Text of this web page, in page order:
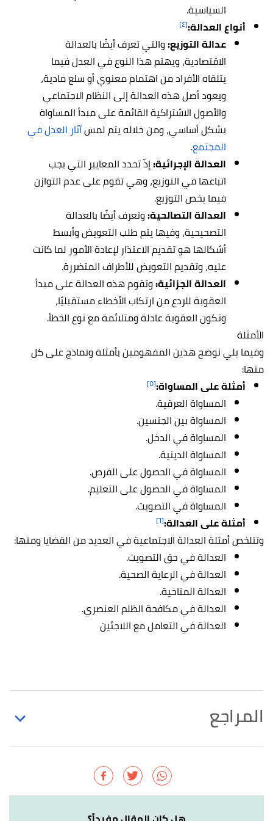
السياسية.
أنواع العدالة:[٤]
عدالة التوزيع:والتي تعرف أيضًا بالعدالة
الاقتصادية، ويهتم هذا النوع في العدل فيما
يتلقاه الأفراد من اهتمام معنوي أو سلع مادية،
ويعود أصل هذه العدالة إلى النظام الاجتماعي
والأصول الاشتراكية القائمة على مبدأ المساواة
بشكل أساسي، ومن خلاله يتم لمسآثار العدل في
المجتمع.
العدالة الإجرائية:إذّ تحدد المعايير التي يجب
اتباعها في التوزيع، وهي تقوم على عدم التوازن
فيما يخص التوزيع.
العدالة التصالحية:وتعرف أيضًا بالعدالة
التصحيحية، وفيها يتم طلب التعويض وأبسط
أشكالها هو تقديم الاعتذار لإعادة الأمور لما كانت
عليه، وتقديم التعويض للأطراف المتضررة.
العدالة الجزائية:وتقوم هذه العدالة على مبدأ
العقوبة للردع من ارتكاب الأخطاء مستقبليًا،
وتكون العقوبة عادلة ومتلائمة مع نوع الخطأ.
الأمثلة
وفيما يلي نوضح هذين المفهومين بأمثلة ونماذج على كل
منها:
أمثلة على المساواة:[٥]
المساواة العرقية.
المساواة بين الجنسين.
المساواة في الدخل.
المساواة الدينية.
المساواة في الحصول على الفرص.
المساواة في الحصول على التعليم.
المساواة في التصويت.
أمثلة على العدالة:[٦]
وتتلخص أمثلة العدالة الاجتماعية في العديد من القضايا ومنها:
العدالة في حق التصويت.
العدالة في الرعاية الصحية.
العدالة المناخية.
العدالة في مكافحة الظلم العنصري.
العدالة في التعامل مع اللاجئين
المراجع
pediaa, Retrieved 9/9/2022. Edited.
↑
"Justice"
,harvard, Retrieved 15/9/2022. Edited.